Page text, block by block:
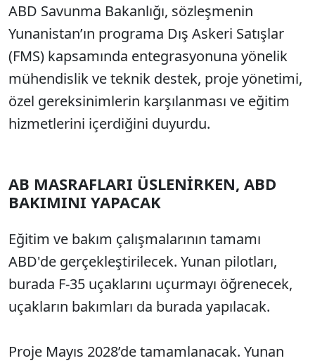
ABD Savunma Bakanlığı, sözleşmenin
Yunanistan’ın programa Dış Askeri Satışlar
(FMS) kapsamında entegrasyonuna yönelik
mühendislik ve teknik destek, proje yönetimi,
özel gereksinimlerin karşılanması ve eğitim
hizmetlerini içerdiğini duyurdu.
AB MASRAFLARI ÜSLENİRKEN, ABD
BAKIMINI YAPACAK
Eğitim ve bakım çalışmalarının tamamı
ABD'de gerçekleştirilecek. Yunan pilotları,
burada F-35 uçaklarını uçurmayı öğrenecek,
uçakların bakımları da burada yapılacak.
Proje Mayıs 2028’de tamamlanacak. Yunan